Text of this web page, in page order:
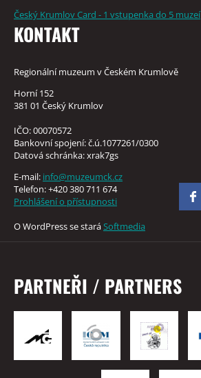
Český Krumlov Card - 1 vstupenka do 5 muzeí
KONTAKT
Regionální muzeum v Českém Krumlově
Horní 152
381 01 Český Krumlov
IČO: 00070572
Bankovní spojení: č.ú.1077261/0300
Datová schránka: xrak7gs
E-mail: info@muzeumck.cz
Telefon: +420 380 711 674
Prohlášení o přístupnosti
O WordPress se staráSoftmedia
PARTNEŘI / PARTNERS